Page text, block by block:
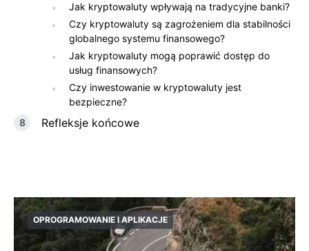
Jak kryptowaluty wpływają na tradycyjne banki?
Czy ⁢kryptowaluty‌ są zagrożeniem dla stabilności
globalnego systemu finansowego?
Jak kryptowaluty mogą poprawić dostęp do
usług finansowych?
Czy inwestowanie w kryptowaluty jest
bezpieczne?
Refleksje końcowe
OPROGRAMOWANIE I APLIKACJE